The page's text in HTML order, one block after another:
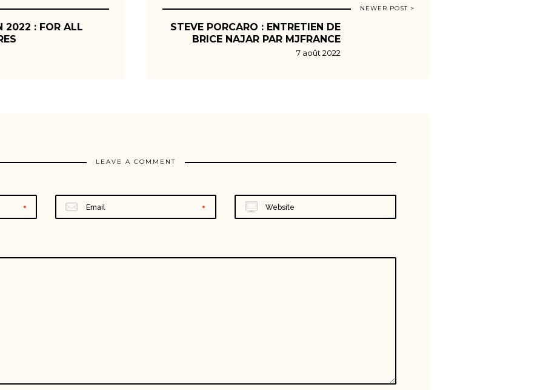
2022 : FOR ALL
NEWER POST >
STEVE PORCARO : ENTRETIEN DE
BRICE NAJAR PAR MJFRANCE
7 août 2022
LEAVE A COMMENT
Email Website